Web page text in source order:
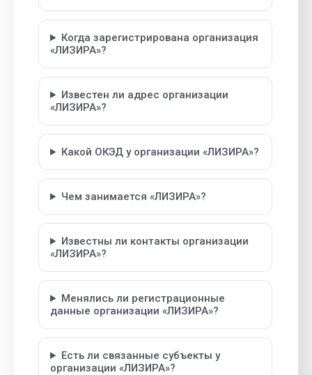
Когда зарегистрирована организация
«ЛИЗИРА»?
Известен ли адрес организации
«ЛИЗИРА»?
Какой ОКЭД у организации «ЛИЗИРА»?
Чем занимается «ЛИЗИРА»?
Известны ли контакты организации
«ЛИЗИРА»?
Менялись ли регистрационные
данные организации «ЛИЗИРА»?
Есть ли связанные субъекты у
организации «ЛИЗИРА»?